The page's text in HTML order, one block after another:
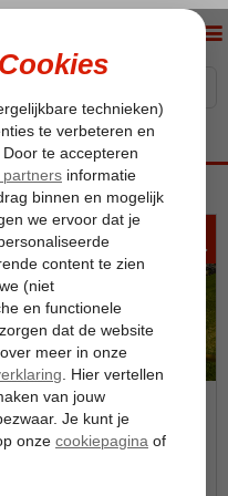
va 328 p.p.
de populaire Canarische
klimaat zijn de